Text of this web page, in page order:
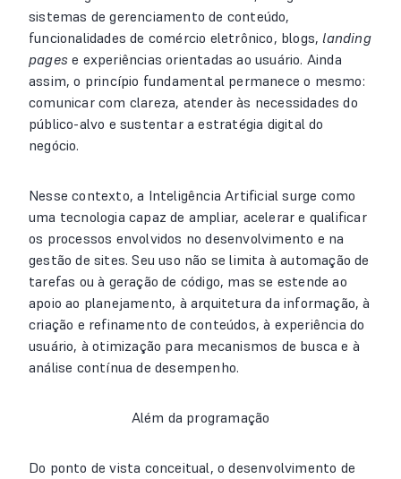
sistemas de gerenciamento de conteúdo,
funcionalidades de comércio eletrônico, blogs,landing
pages e experiências orientadas ao usuário. Ainda
assim, o princípio fundamental permanece o mesmo:
comunicar com clareza, atender às necessidades do
público-alvo e sustentar a estratégia digital do
negócio.
Nesse contexto, a Inteligência Artificial surge como
uma tecnologia capaz de ampliar, acelerar e qualificar
os processos envolvidos no desenvolvimento e na
gestão de sites. Seu uso não se limita à automação de
tarefas ou à geração de código, mas se estende ao
apoio ao planejamento, à arquitetura da informação, à
criação e refinamento de conteúdos, à experiência do
usuário, à otimização para mecanismos de busca e à
análise contínua de desempenho.
Além da programação
Do ponto de vista conceitual, o desenvolvimento de